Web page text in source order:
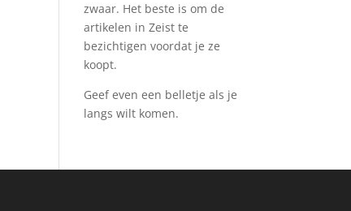
zwaar. Het beste is om de
artikelen in Zeist te
bezichtigen voordat je ze
koopt.
Geef even een belletje als je
langs wilt komen.